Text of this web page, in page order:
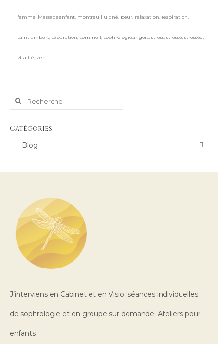
femme, Massageenfant, montreuiljuigné, peur, relaxation, respiration,
saintlambert, séparation, sommeil, sophrologieangers, stress, stressé, stressée,
vitalité, zen
Rechercher
Catégories
Blog
J’interviens en Cabinet et en Visio: séances individuelles
de sophrologie et en groupe sur demande. Ateliers pour
enfants